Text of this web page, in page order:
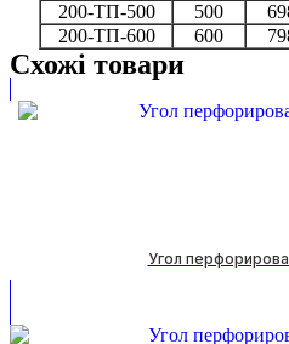
200-ТП-500
500
200-ТП-600
600
Схожі товари
Угол